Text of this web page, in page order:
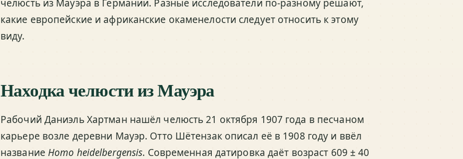
челюсть из Мауэра в Германии. Разные исследователи по-разному решают,
какие европейские и африканские окаменелости следует относить к этому
виду.
Находка челюсти из Мауэра
Рабочий Даниэль Хартман нашёл челюсть 21 октября 1907 года в песчаном
карьере возле деревни Мауэр. Отто Шётензак описал её в 1908 году и ввёл
название Homo heidelbergensis. Современная датировка даёт возраст 609 ± 40